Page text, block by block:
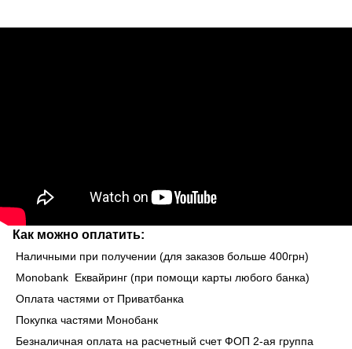
Как можно оплатить:
Наличными при получении (для заказов больше 400грн)
Monobank Еквайринг (при помощи карты любого банка)
Оплата частями от Приватбанка
Покупка частями Монобанк
Безналичная оплата на расчетный счет ФОП 2-ая группа